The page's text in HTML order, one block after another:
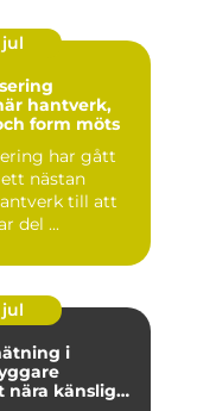
jul
form möts
har gått
nästan
till att
del ...
jul
i
nära känsliga